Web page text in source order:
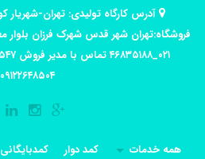
۰۹۱۲۲۶۴۸۵۰۴
همه خدمات کمد دوار کمدبایگانی